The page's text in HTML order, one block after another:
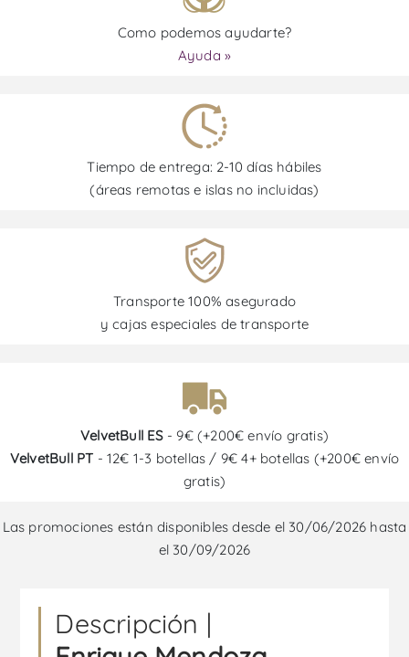
Como podemos ayudarte?
Ayuda »
Tiempo de entrega: 2-10 días hábiles
(áreas remotas e islas no incluidas)
Transporte 100% asegurado
y cajas especiales de transporte
VelvetBull ES- 9€ (+200€ envío gratis)
VelvetBull PT - 12€ 1-3 botellas / 9€ 4+ botellas (+200€ envío
gratis)
Las promociones están disponibles desde el 30/06/2026 hasta
el 30/09/2026
Descripción |